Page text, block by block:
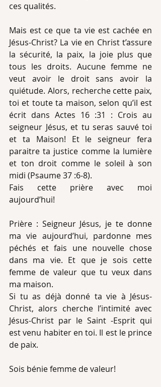
ces qualités.
Mais est ce que ta vie est cachée en
Jésus-Christ? La vie en Christ t’assure
la sécurité, la paix, la joie plus que
tous les droits. Aucune femme ne
veut avoir le droit sans avoir la
quiétude. Alors, recherche cette paix,
toi et toute ta maison, selon qu’il est
écrit dans Actes 16 :31 : Crois au
seigneur Jésus, et tu seras sauvé toi
et ta Maison! Et le seigneur fera
paraitre ta justice comme la lumière
et ton droit comme le soleil à son
midi (Psaume 37 :6-8).
Fais cette prière avec moi
aujourd’hui!
Prière : Seigneur Jésus, je te donne
ma vie aujourd’hui, pardonne mes
péchés et fais une nouvelle chose
dans ma vie. Et que je sois cette
femme de valeur que tu veux dans
ma maison.
Si tu as déjà donné ta vie à Jésus-
Christ, alors cherche l’intimité avec
Jésus-Christ par le Saint -Esprit qui
est venu habiter en toi. Il est le prince
de paix.
Sois bénie femme de valeur!